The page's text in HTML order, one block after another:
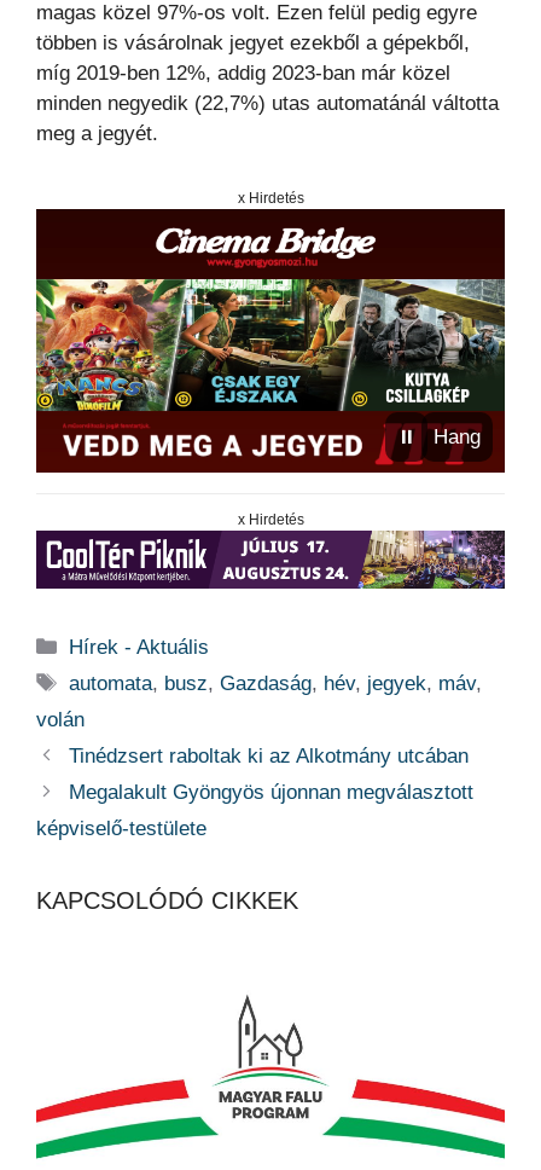
magas közel 97%-os volt. Ezen felül pedig egyre
többen is vásárolnak jegyet ezekből a gépekből,
míg 2019-ben 12%, addig 2023-ban már közel
minden negyedik (22,7%) utas automatánál váltotta
meg a jegyét.
x Hirdetés
⏸ Hang
x Hirdetés
Kategória
Hírek - Aktuális
Címkék
automata, busz,Gazdaság, hév, jegyek, máv,
volán
Tinédzsert raboltak ki az Alkotmány utcában
Megalakult Gyöngyös újonnan megválasztott
képviselő-testülete
KAPCSOLÓDÓ CIKKEK